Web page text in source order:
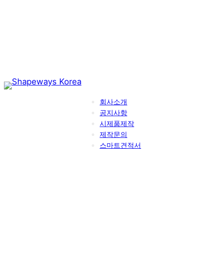
가
회사소개
공지사항
시제품제작
제작문의
스마트견적서